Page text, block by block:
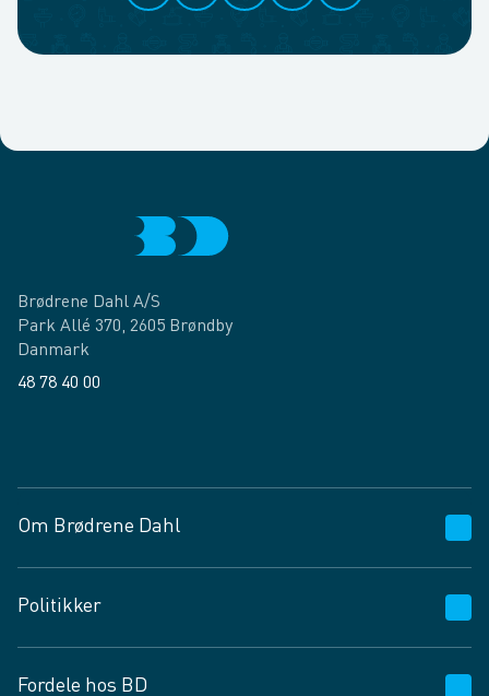
Brødrene Dahl A/S
Park Allé 370, 2605 Brøndby
Danmark
48 78 40 00
Om Brødrene Dahl
Vagttelefon 30 10 89 89
Spørgsmål og svar
Job og karriere
Politikker
Fordele hos BD